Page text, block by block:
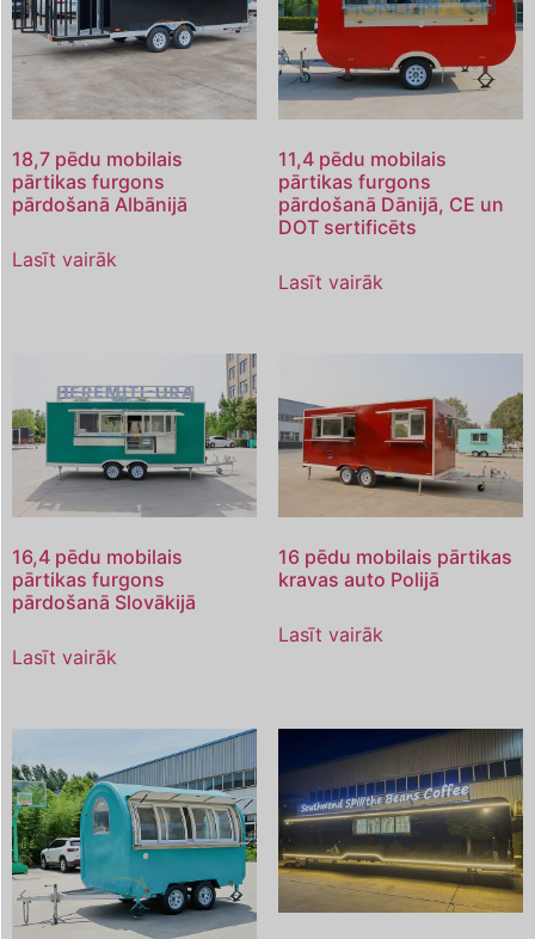
18,7 pēdu mobilais
pārtikas furgons
pārdošanā Albānijā
Lasīt vairāk
11,4 pēdu mobilais
pārtikas furgons
pārdošanā Dānijā, CE un
DOT sertificēts
Lasīt vairāk
16,4 pēdu mobilais
pārtikas furgons
pārdošanā Slovākijā
Lasīt vairāk
16 pēdu mobilais pārtikas
kravas auto Polijā
Lasīt vairāk